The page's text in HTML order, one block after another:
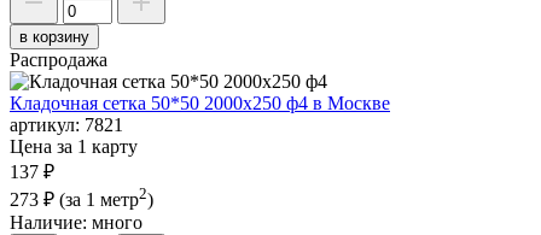
в корзину
Распродажа
Кладочная сетка 50*50 2000х250 ф4 в Москве
артикул: 7821
Цена за 1 карту
137 ₽
273 ₽ (за 1 метр2)
Наличие: много